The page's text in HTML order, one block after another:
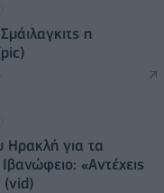
η
Ηρακλή για τα
«Αντέχεις
(vid)